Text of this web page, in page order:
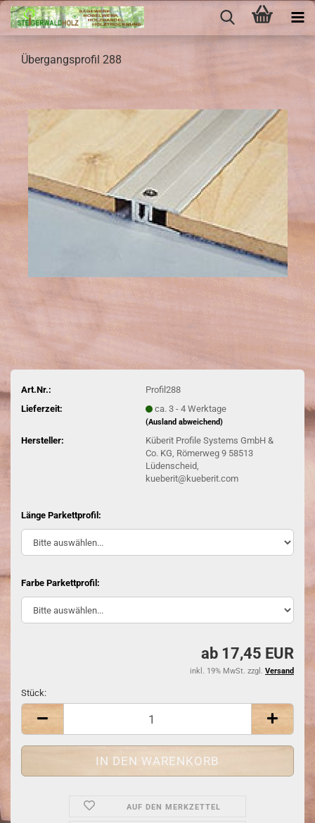
Über­gangs­pro­fil 288
Art.Nr.:
Profil288
Lieferzeit:
ca. 3 - 4 Werktage
(Ausland abweichend)
Hersteller:
Küberit Profile Systems GmbH &
Co. KG, Römerweg 9 58513
Lüdenscheid,
kueberit@kueberit.com
Länge Parkettprofil:
Farbe Parkettprofil:
ab 17,45 EUR
inkl. 19% MwSt. zzgl. Versand
Stück:
Stück
AUF DEN MERKZETTEL